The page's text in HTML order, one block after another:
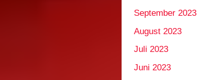
September 2023
August 2023
Juli 2023
Juni 2023